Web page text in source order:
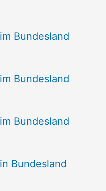
Bundesland
Bundesland
Bundesland
Bundesland